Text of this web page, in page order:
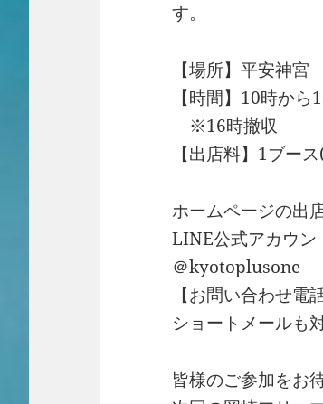
す。
【場所】平安神
【時間】10時から
※16時撤収
【出店料】1ブ
ホームページの出
LINE公式アカウン
＠kyotoplusone
【お問い合わせ
ショートメールも
皆様のご参加をお